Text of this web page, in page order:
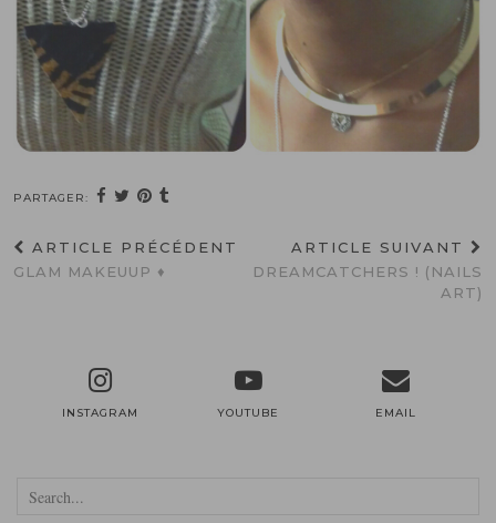
PARTAGER:
ARTICLE PRÉCÉDENT
GLAM MAKEUUP ♦
ARTICLE SUIVANT
DREAMCATCHERS ! (NAILS
ART)
INSTAGRAM YOUTUBE EMAIL